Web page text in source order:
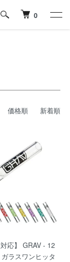
0
価格順 新着順
対応】 GRAV - 12
ラスワンヒッタ